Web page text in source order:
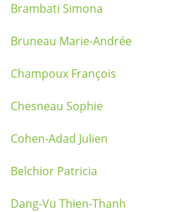
Brambati Simona
Bruneau Marie-Andrée
Champoux François
Chesneau Sophie
Cohen-Adad Julien
Belchior Patricia
Dang-Vu Thien-Thanh